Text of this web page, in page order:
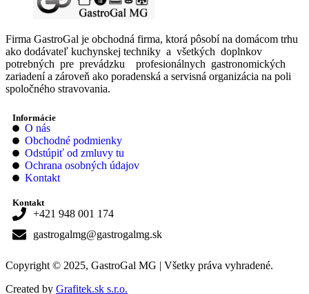
Firma GastroGal je obchodná firma, ktorá pôsobí na domácom trhu
ako dodávateľ kuchynskej techniky a všetkých doplnkov
potrebných pre prevádzku profesionálnych gastronomických
zariadení a zároveň ako poradenská a servisná organizácia na poli
spoločného stravovania.
Informácie
O nás
Obchodné podmienky
Odstúpiť od zmluvy tu
Ochrana osobných údajov
Kontakt
Kontakt
+421 948 001 174
gastrogalmg@gastrogalmg.sk
Copyright © 2025, GastroGal MG | Všetky práva vyhradené.
Created by Grafitek.sk s.r.o.